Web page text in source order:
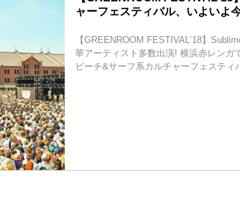
ャーフェスティバル、いよいよ
【GREENROOM FESTIVALʼ18】
華アーティスト多数出演! 横浜赤レンガ
ビーチ&サーフ系カルチャーフェスティ